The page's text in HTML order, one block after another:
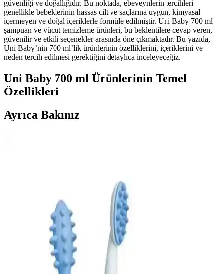
güvenliği ve doğallığıdır. Bu noktada, ebeveynlerin tercihleri
genellikle bebeklerinin hassas cilt ve saçlarına uygun, kimyasal
içermeyen ve doğal içeriklerle formüle edilmiştir. Uni Baby 700 ml
şampuan ve vücut temizleme ürünleri, bu beklentilere cevap veren,
güvenilir ve etkili seçenekler arasında öne çıkmaktadır. Bu yazıda,
Uni Baby’nin 700 ml’lik ürünlerinin özelliklerini, içeriklerini ve
neden tercih edilmesi gerektiğini detaylıca inceleyeceğiz.
Uni Baby 700 ml Ürünlerinin Temel
Özellikleri
Ayrıca Bakınız
uygun ürünlerle korunabilir. Bu makalede nedenleri, belirtileri ve
Dalin Şampuanı: Bebekler ve Hassas Ciltler İçin
Güvenilir ve Doğal Bakım Seçenekleri
Dalin şampuanı, doğal içerikleri ve dermatolojik testleriyle bebekler
ve hassas ciltler için güvenilir, sülfatsız ve çeşitli formüller sunan bir
kozmetik ürünüdür.